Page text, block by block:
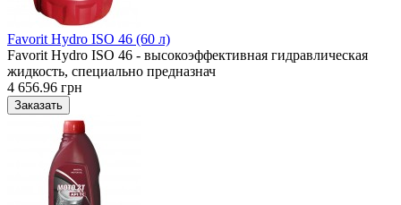
Favorit Hydro ISO 46 (60 л)
Favorit Hydro ISO 46 - высокоэффективная гидравлическая
жидкость, специально предназнач
4 656.96 грн